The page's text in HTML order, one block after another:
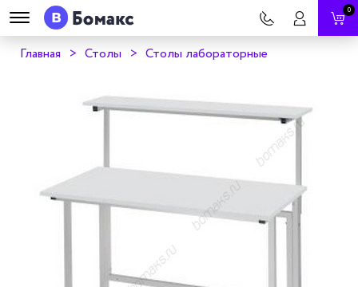
0
Главная Столы Столы лабораторные